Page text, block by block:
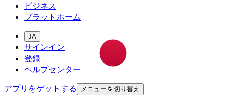
ビジネス
プラットホーム
JA
サインイン
登録
ヘルプセンター
アプリをゲットする
メニューを切り替え